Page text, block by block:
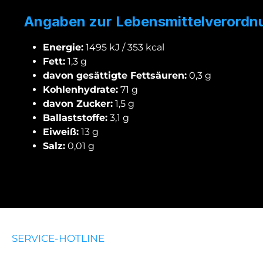
Angaben zur
Energie: 1495 kJ / 353 kcal
Fett: 1,3 g
davon gesättigte Fettsäuren: 0,3 g
Kohlenhydrate: 71 g
davon Zucker: 1,5 g
Ballaststoffe: 3,1 g
Eiweiß: 13 g
Salz: 0,01 g
SERVICE-HOTLINE